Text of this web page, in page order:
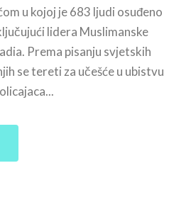
u kojoj je 683 ljudi osuđeno
lidera Muslimanske
Prema pisanju svjetskih
se tereti za učešće u ubistvu